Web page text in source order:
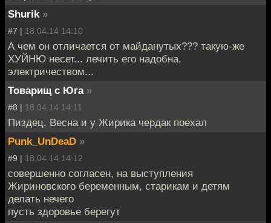
Shurik »
#7 | 18.04.14 14:10
А чем он отличается от майданутых??? такую-же
ХУЙНЮ несет... лечить его надобна,
электричеством...
Товарищ с Юга »
#8 | 18.04.14 14:11
Пиздец. Весна и у Жирика чердак поехал
Punk_UnDeaD »
#9 | 18.04.14 14:12
совершенно согласен, на выступления
Жириновского беременным, старикам и детям
делать нечего
пусть здоровье берегут